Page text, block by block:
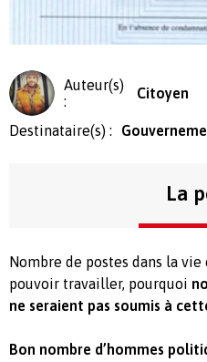
Auteur(s)
:
Citoyen
Destinataire(s) :
La
Nombre de postes dans la
pouvoir travailler, pourquoi
ne seraient pas soumis à
Bon nombre d’hommes